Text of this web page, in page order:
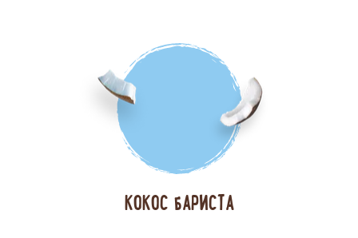
КОКОС БАРИСТА